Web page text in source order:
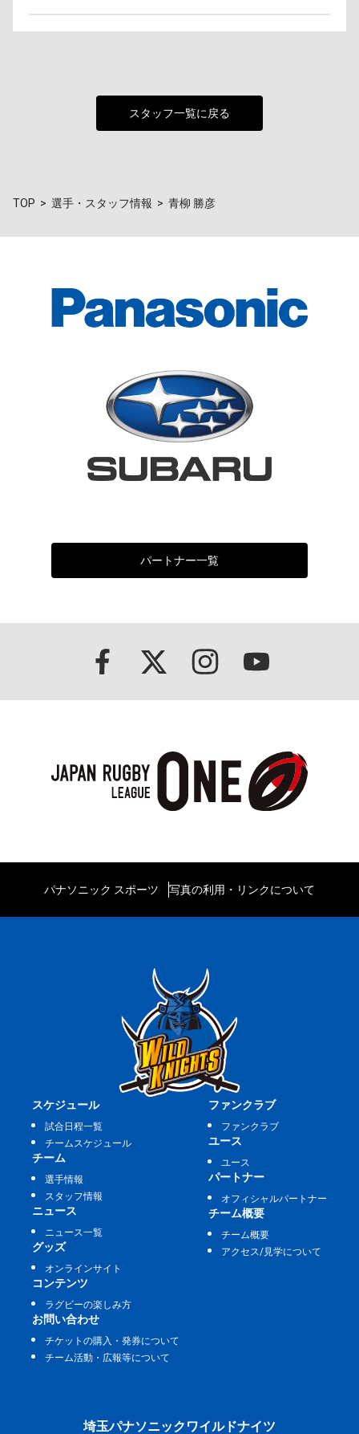
スタッフ一覧に戻る
TOP 選手・スタッフ情報 青柳 勝彦
パートナー一覧
パナソニック スポーツ 写真の利用・リンクについて
スケジュール
試合日程一覧
チームスケジュール
チーム
選手情報
スタッフ情報
ニュース
ニュース一覧
グッズ
オンラインサイト
ファンクラブ
ファンクラブ
ユース
ユース
パートナー
オフィシャルパートナー
チーム概要
チーム概要
アクセス/見学について
コンテンツ
ラグビーの楽しみ方
お問い合わせ
チケットの購入・発券について
チーム活動・広報等について
埼玉パナソニックワイルドナイツ